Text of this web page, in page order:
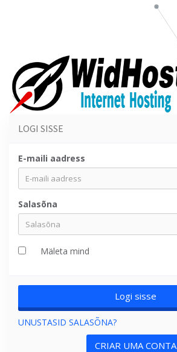
LOGI SISSE
E-maili aadress
Salasõna
Mäleta mind
UNUSTASID SALASÕNA?
CRIAR UMA CONTA